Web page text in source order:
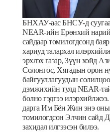
БНХАУ-аас БНСУ-д
NEAR-ийн Ерөнхий
сайдаар томилогдсонд баяр
хариуд талархал
эрхлэх газар, Зүүн хойд
Солонгос, Хятадын орон
байгууллагуудын
дэмжихийн тулд NEAR-
болно гэдгээ
дарга Им Бён Жин энэ
томилогдсон Элчин сайд
захидал илгээсэн билээ.